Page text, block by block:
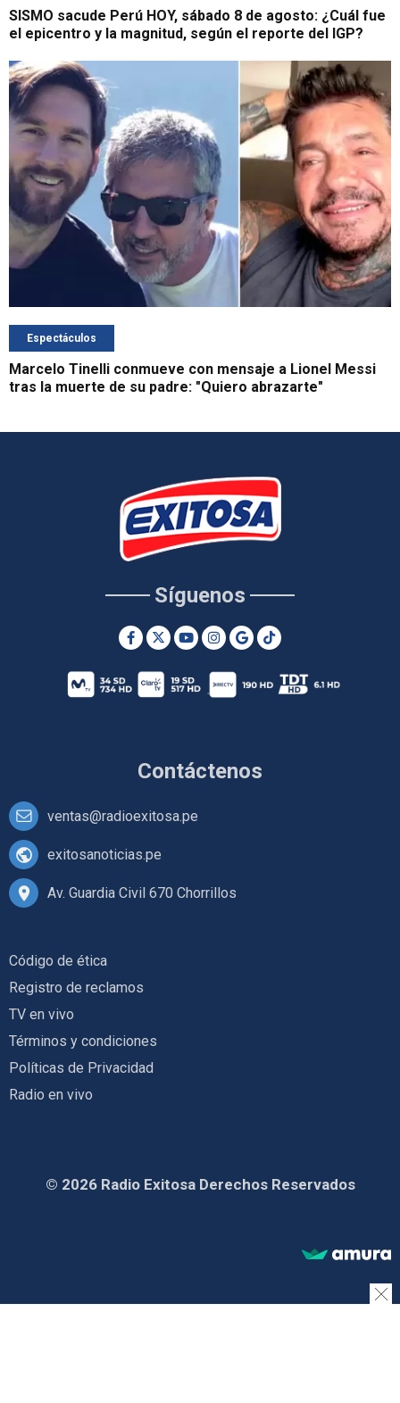
SISMO sacude Perú HOY, sábado 8 de agosto: ¿Cuál fue
el epicentro y la magnitud, según el reporte del IGP?
Espectáculos
Marcelo Tinelli conmueve con mensaje a Lionel Messi
tras la muerte de su padre: "Quiero abrazarte"
Contáctenos
ventas@radioexitosa.pe
exitosanoticias.pe
Av. Guardia Civil 670 Chorrillos
Síguenos
Código de ética
Registro de reclamos
TV en vivo
Términos y condiciones
Políticas de Privacidad
Radio en vivo
© 2026 Radio Exitosa Derechos Reservados